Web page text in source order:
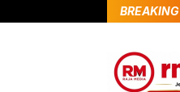
BREAKING